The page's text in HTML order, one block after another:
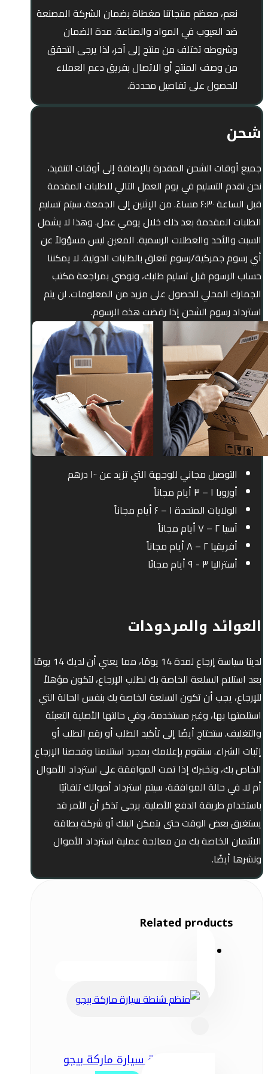
نعم، معظم منتجاتنا مغطاة بضمان الشركة المصنعة
ضد العيوب في المواد والصناعة. مدة الضمان
وشروطه تختلف من منتج إلى آخر، لذا يرجى التحقق
من وصف المنتج أو الاتصال بفريق دعم العملاء
للحصول على تفاصيل محددة.
شحن
جميع أوقات الشحن المقدرة بالإضافة إلى أوقات التنفيذ،
نحن نقدم التسليم في يوم العمل التالي للطلبات المقدمة
قبل الساعة ۶:۳۰ مساءً. من الإثنين إلى الجمعة. سيتم تسليم
الطلبات المقدمة بعد ذلك خلال يومي عمل. وهذا لا يشمل
السبت والأحد والعطلات الرسمية. المعين ليس مسؤولاً عن
أي رسوم جمركية/رسوم تتعلق بالطلبات الدولية. لا يمكننا
حساب الرسوم قبل تسليم طلبك، ونوصي بمراجعة مكتب
الجمارك المحلي للحصول على مزيد من المعلومات. لن يتم
استرداد رسوم الشحن إذا رفضت هذه الرسوم.
التوصيل مجاني للوجهة التي تزيد عن ۱۰۰ درهم
أوروبا ۱ – ۳ أيام مجاناً
الولايات المتحدة ۱ – ۶ أيام مجاناً
آسيا ۲ – ۷ أيام مجاناً
أفريقيا ۲ – ۸ أيام مجاناً
أستراليا ۳ - ۹ أيام مجانًا
العوائد والمردودات
لدينا سياسة إرجاع لمدة 14 يومًا، مما يعني أن لديك 14 يومًا
بعد استلام السلعة الخاصة بك لطلب الإرجاع، لتكون مؤهلاً
للإرجاع، يجب أن تكون السلعة الخاصة بك بنفس الحالة التي
استلمتها بها، وغير مستخدمة، وفي حالتها الأصلية التعبئة
والتغليف. ستحتاج أيضًا إلى تأكيد الطلب أو رقم الطلب أو
إثبات الشراء. سنقوم بإعلامك بمجرد استلامنا وفحصنا الإرجاع
الخاص بك، ونخبرك إذا تمت الموافقة على استرداد الأموال
أم لا. في حالة الموافقة، سيتم استرداد أموالك تلقائيًا
باستخدام طريقة الدفع الأصلية. يرجى تذكر أن الأمر قد
يستغرق بعض الوقت حتى يتمكن البنك أو شركة بطاقة
الائتمان الخاصة بك من معالجة عملية استرداد الأموال
ونشرها أيضًا.
Related products
منظم شنطة سيارة ماركة بيجو